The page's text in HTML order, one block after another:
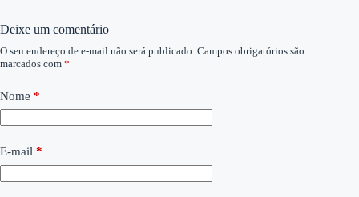
Deixe um comentário
O seu endereço de e-mail não será publicado. Campos obrigatórios são
marcados com *
Nome *
E-mail *